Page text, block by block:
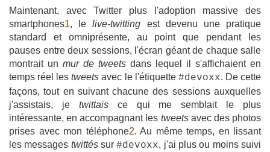
Maintenant, avec Twitter plus l'adoption massive des
smartphones1, lelive-twitting est devenu une pratique
standard et omniprésente, au point que pendant les
pauses entre deux sessions, l'écran géant de chaque salle
montrait un mur de tweets dans lequel il s'affichaient en
temps réel lestweets avec le l'étiquette #devoxx. De cette
façons, tout en suivant chacune des sessions auxquelles
j'assistais, je twittaisce qui me semblait le plus
intéressante, en accompagnant les tweetsavec des photos
prises avec mon téléphone2. Au même temps, en lissant
les messages twittéssur#devoxx, j'ai plus ou moins suivi